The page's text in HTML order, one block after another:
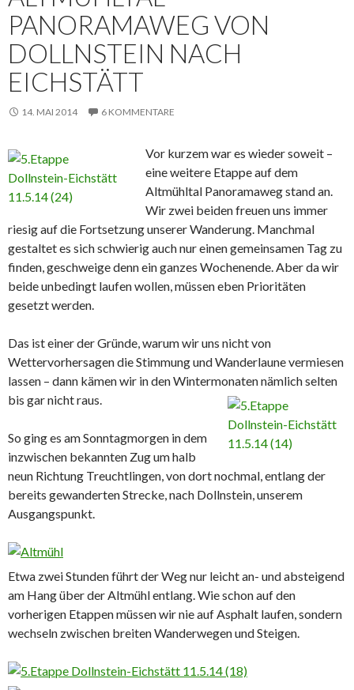
PANORAMAWEG VON
DOLLNSTEIN NACH
EICHSTÄTT
14. MAI 2014 6 KOMMENTARE
Vor kurzem war es wieder soweit –
eine weitere Etappe auf dem
Altmühltal Panoramaweg stand an.
Wir zwei beiden freuen uns immer
riesig auf die Fortsetzung unserer Wanderung. Manchmal
gestaltet es sich schwierig auch nur einen gemeinsamen Tag zu
finden, geschweige denn ein ganzes Wochenende. Aber da wir
beide unbedingt laufen wollen, müssen eben Prioritäten
gesetzt werden.
Das ist einer der Gründe, warum wir uns nicht von
Wettervorhersagen die Stimmung und Wanderlaune vermiesen
lassen – dann kämen wir in den Wintermonaten nämlich selten
bis gar nicht raus.
So ging es am Sonntagmorgen in dem
inzwischen bekannten Zug um halb
neun Richtung Treuchtlingen, von dort nochmal, entlang der
bereits gewanderten Strecke, nach Dollnstein, unserem
Ausgangspunkt.
Etwa zwei Stunden führt der Weg nur leicht an- und absteigend
am Hang über der Altmühl entlang. Wie schon auf den
vorherigen Etappen müssen wir nie auf Asphalt laufen, sondern
wechseln zwischen breiten Wanderwegen und Steigen.